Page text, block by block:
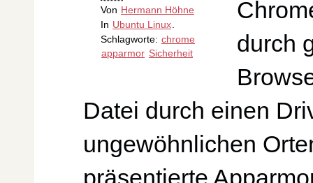
Von Hermann Höhne
In Ubuntu Linux.
Schlagworte: chrome
apparmor Sicherheit
durch
Datei durch einen
ungewöhnlichen
präsentierte